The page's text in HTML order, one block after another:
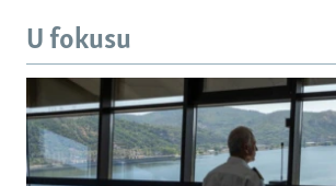
U fokusu